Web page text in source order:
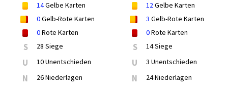
14Gelbe Karten
0Gelb-Rote Karten
0Rote Karten
S 28 Siege
U 10 Unentschieden
N 26 Niederlagen
12Gelbe Karten
3 Gelb-Rote Karten
0Rote Karten
S 14 Siege
U 3 Unentschieden
N 24 Niederlagen